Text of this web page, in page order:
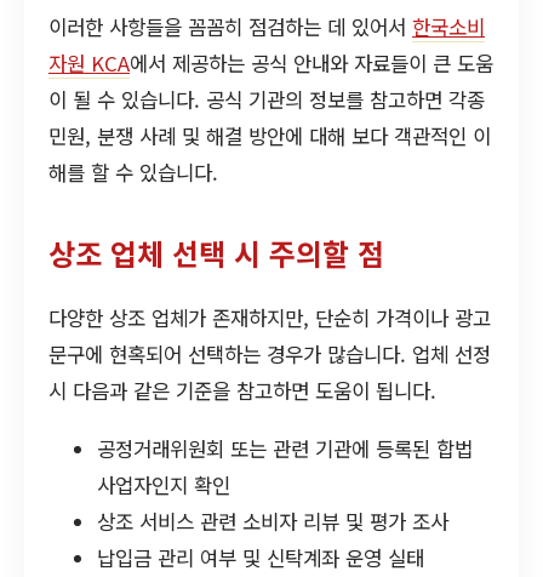
이러한 사항들을 꼼꼼히 점검하는 데 있어서 한국소비
자원 KCA에서 제공하는 공식 안내와 자료들이 큰 도움
이 될 수 있습니다. 공식 기관의 정보를 참고하면 각종
민원, 분쟁 사례 및 해결 방안에 대해 보다 객관적인 이
해를 할 수 있습니다.
상조 업체 선택 시 주의할 점
다양한 상조 업체가 존재하지만, 단순히 가격이나 광고
문구에 현혹되어 선택하는 경우가 많습니다. 업체 선정
시 다음과 같은 기준을 참고하면 도움이 됩니다.
공정거래위원회 또는 관련 기관에 등록된 합법
사업자인지 확인
상조 서비스 관련 소비자 리뷰 및 평가 조사
납입금 관리 여부 및 신탁계좌 운영 실태